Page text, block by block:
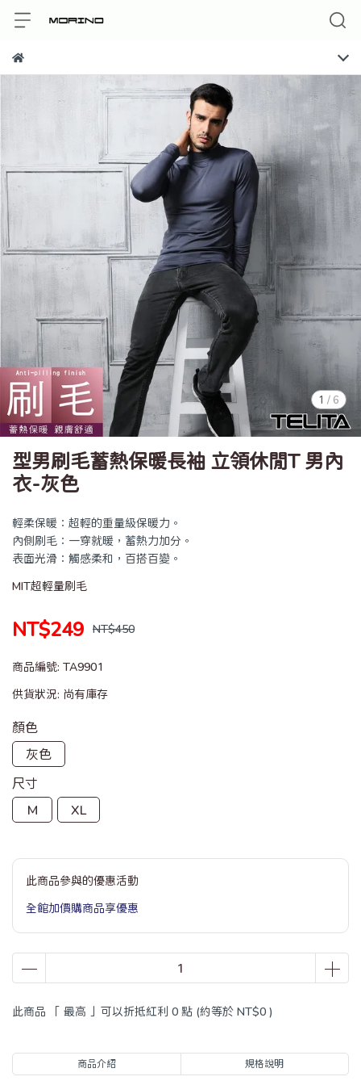
1 / 6
型男刷毛蓄熱保暖長袖 立領休閒T 男內
衣-灰色
輕柔保暖：超輕的重量級保暖力。
內側刷毛：一穿就暖，蓄熱力加分。
表面光滑：觸感柔和，百搭百變。
MIT超輕量刷毛
NT$249 NT$450
商品編號: TA9901
供貨狀況: 尚有庫存
顏色
灰色
尺寸
M
XL
此商品參與的優惠活動
全館加價購商品享優惠
此商品 「 最高 」可以折抵紅利 0 點 (約等於 NT$0 )
商品介紹 規格說明